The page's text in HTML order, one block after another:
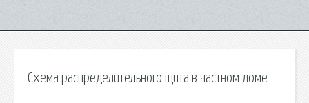
Схема распределительного щита в частном доме